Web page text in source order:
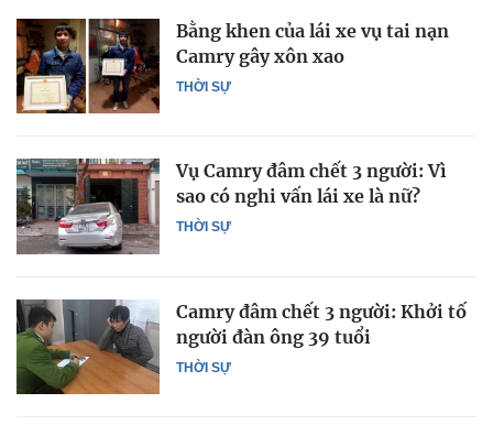
THỜI SỰ
Bằng khen của lái xe vụ tai nạn
Camry gây xôn xao
THỜI SỰ
Vụ Camry đâm chết 3 người: Vì
sao có nghi vấn lái xe là nữ?
THỜI SỰ
Camry đâm chết 3 người: Khởi tố
người đàn ông 39 tuổi